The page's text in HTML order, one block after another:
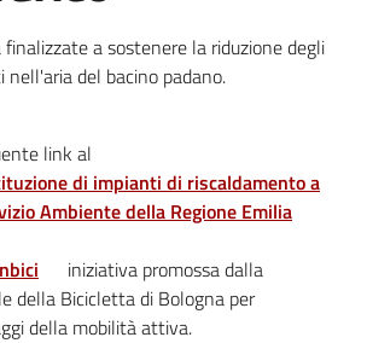
a sostenere la riduzione degli
del bacino padano.
link al
di impianti di riscaldamento a
Ambiente della Regione Emilia
iniziativa promossa dalla
della Bicicletta di Bologna per
della mobilità attiva.